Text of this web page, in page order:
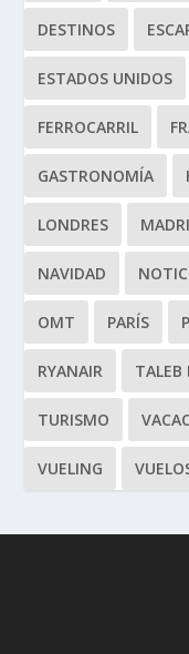
DESTINOS
ESTADOS UNIDOS
FERROCARRIL
GASTRONOMÍA
LONDRES
NAVIDAD
OMT PARÍS
RYANAIR TALEB
TURISMO
VUELING